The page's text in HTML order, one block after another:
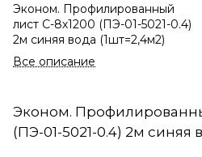
Эконом. Профилированный
лист С-8х1200 (ПЭ-01-5021-0.4)
2м синяя вода (1шт=2,4м2)
Все описание
Эконом.
(ПЭ-01-5021-0.4) 2м синяя